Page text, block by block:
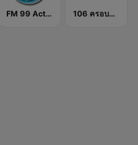
FM 99 Active Radio 106 ครอบครัวข่าว